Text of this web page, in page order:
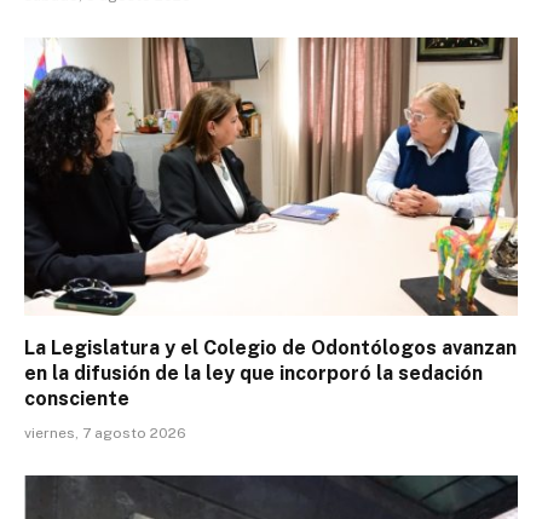
La Legislatura y el Colegio de Odontólogos avanzan
en la difusión de la ley que incorporó la sedación
consciente
viernes, 7 agosto 2026